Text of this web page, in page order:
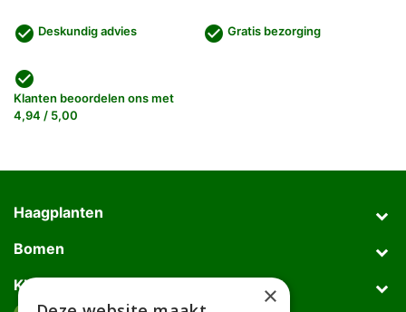
check_circle Deskundig advies check_circle Gratis bezorging
check_circle
Klanten beoordelen ons met
4,94 / 5,00
Haagplanten
Bomen
Klantenservice
×